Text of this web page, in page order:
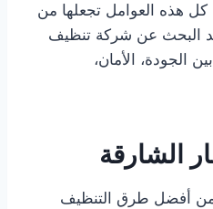
هذه العوامل تجعلها من
البحث عن شركة تنظيف
الجودة، الأمان،
الشارقة
من أفضل طرق التنظيف